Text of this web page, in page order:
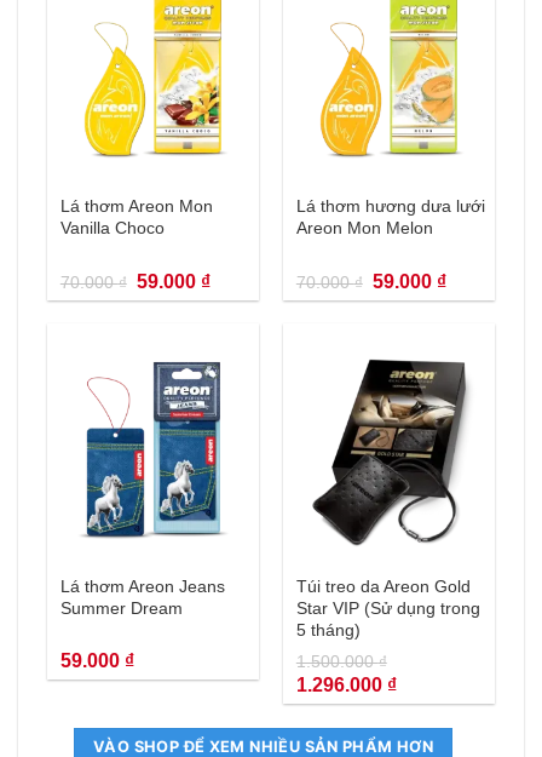
Lá thơm Areon Mon
Vanilla Choco
70.000₫ Giá
gốc
là:
59.000 ₫Giá
hiện
tại
Lá thơm hương dưa lưới
Areon Mon Melon
70.000₫ Giá
gốc
là:
59.000 ₫Giá
hiện
tại
Lá thơm Areon Jeans
Summer Dream
59.000 ₫
Túi treo da Areon Gold
Star VIP (Sử dụng trong
5 tháng)
1.500.000₫
Giá
gốc
là:
1.500.000 ₫.
1.296.000 ₫Giá
hiện
tại
là:
1.296.000 ₫.
VÀO SHOP ĐỂ XEM NHIỀU SẢN PHẨM HƠN